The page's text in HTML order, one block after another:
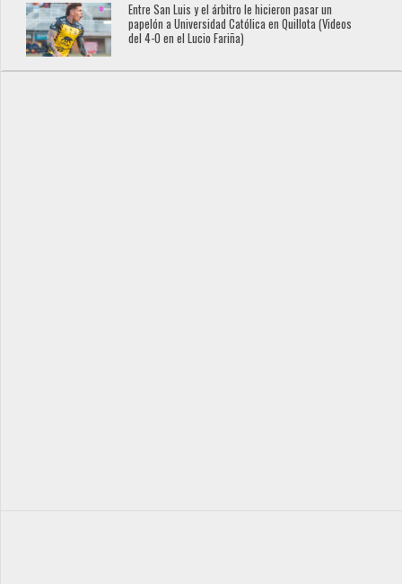
Entre San Luis y el árbitro le hicieron pasar un
papelón a Universidad Católica en Quillota (Videos
del 4-0 en el Lucio Fariña)